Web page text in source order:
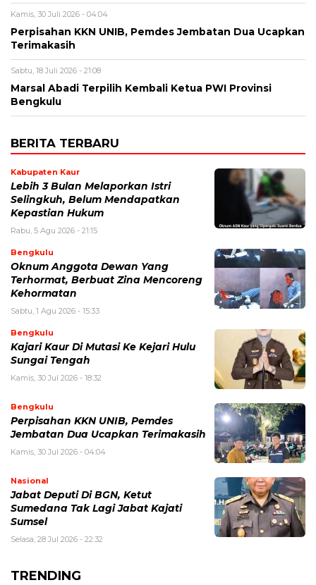
Kamis, 30 Juli 2026 - 04:04
Perpisahan KKN UNIB, Pemdes Jembatan Dua Ucapkan
Terimakasih
Sabtu, 18 Juli 2026 - 21:08
Marsal Abadi Terpilih Kembali Ketua PWI Provinsi
Bengkulu
BERITA TERBARU
Kabupaten Kaur
Lebih 3 Bulan Melaporkan Istri
Selingkuh, Belum Mendapatkan
Kepastian Hukum
Rabu, 5 Agu 2026 - 21:15
Bengkulu
Oknum Anggota Dewan Yang
Terhormat, Berbuat Zina Mencoreng
Kehormatan
Sabtu, 1 Agu 2026 - 15:33
Bengkulu
Kajari Kaur Di Mutasi Ke Kejari Hulu
Sungai Tengah
Kamis, 30 Jul 2026 - 18:32
Bengkulu
Perpisahan KKN UNIB, Pemdes
Jembatan Dua Ucapkan Terimakasih
Kamis, 30 Jul 2026 - 04:04
Nasional
Jabat Deputi Di BGN, Ketut
Sumedana Tak Lagi Jabat Kajati
Sumsel
Selasa, 28 Jul 2026 - 22:32
TRENDING